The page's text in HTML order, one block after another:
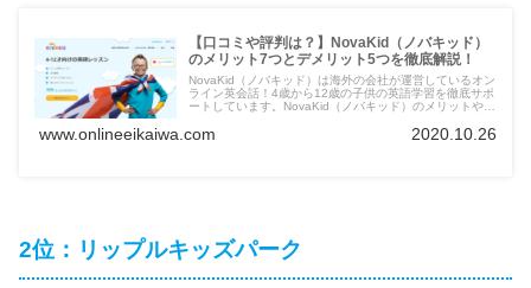
【口コミや評判は？】NovaKid（ノバキッド）
のメリット7つとデメリット5つを徹底解説！
NovaKid（ノバキッド）は海外の会社が運営しているオン
ライン英会話！4歳から12歳の子供の英語学習を徹底サポ
ートしています。NovaKid（ノバキッド）のメリットやデ
ください。
www.onlineeikaiwa.com 2020.10.26
2位：リップルキッズパーク